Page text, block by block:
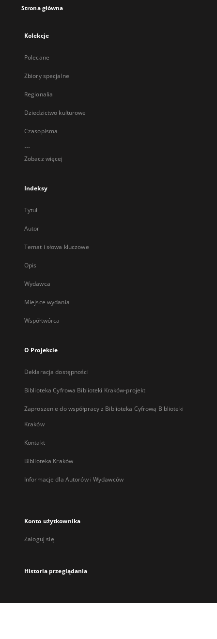
Strona główna
Kolekcje
Polecane
Zbiory specjalne
Regionalia
Dziedzictwo kulturowe
Czasopisma
...
Zobacz więcej
Indeksy
Tytuł
Autor
Temat i słowa kluczowe
Opis
Wydawca
Miejsce wydania
Współtwórca
O Projekcie
Deklaracja dostępności
Biblioteka Cyfrowa Biblioteki Kraków-projekt
Zaproszenie do współpracy z Biblioteką Cyfrową Biblioteki
Kraków
Kontakt
Biblioteka Kraków
Informacje dla Autorów i Wydawców
Konto użytkownika
Zaloguj się
Historia przeglądania